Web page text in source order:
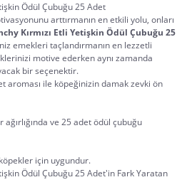
Ödül Çubuğu 25 Adet
arttırmanın en etkili yolu, onları
Kırmızı Etli Yetişkin Ödül Çubuğu 25
emekleri taçlandırmanın en lezzetli
motive ederken aynı zamanda
bir seçenektir.
aroması ile köpeğinizin damak zevki ön
ve 25 adet ödül çubuğu
için uygundur.
Ödül Çubuğu 25 Adet'in Fark Yaratan